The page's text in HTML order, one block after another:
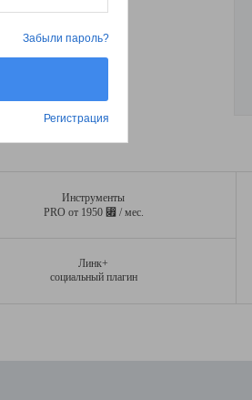
Инструменты
PRO от 1950 ⃏ / мес.
Линк+
социальный плагин
Регистрация
Забыли пароль?